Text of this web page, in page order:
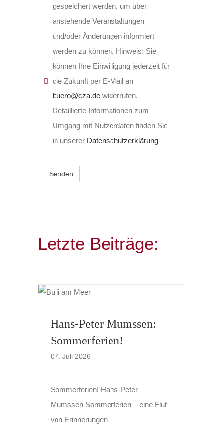
gespeichert werden, um über
anstehende Veranstaltungen
und/oder Änderungen informiert
werden zu können. Hinweis: Sie
können Ihre Einwilligung jederzeit für
die Zukunft per E-Mail an
buero@cza.de widerrufen.
Detaillierte Informationen zum
Umgang mit Nutzerdaten finden Sie
in unserer Datenschutzerklärung
Letzte Beiträge:
Hans-Peter Mumssen:
Sommerferien!
07. Juli 2026
Sommerferien! Hans-Peter
Mumssen Sommerferien – eine Flut
von Erinnerungen